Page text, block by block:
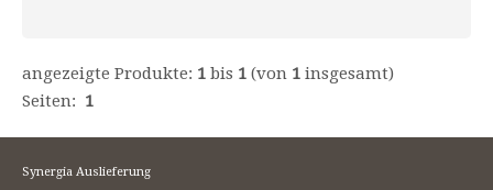
angezeigte Produkte: 1 bis 1 (von 1 insgesamt)
Seiten: 1
Synergia Auslieferung